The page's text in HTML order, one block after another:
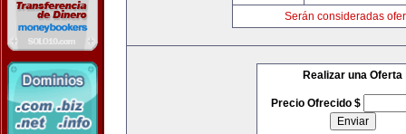
Serán consideradas
Realizar una Oferta
Precio Ofrecido $